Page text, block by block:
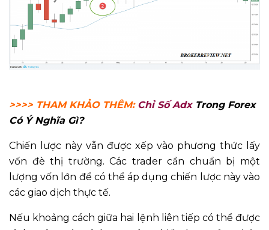
>>>> THAM KHẢO THÊM: Chỉ Số Adx Trong Forex
Có Ý Nghĩa Gì?
Chiến lược này vẫn được xếp vào phương thức lấy
vốn đè thị trường. Các trader cần chuẩn bị một
lượng vốn lớn để có thể áp dụng chiến lược này vào
các giao dịch thực tế.
Nếu khoảng cách giữa hai lệnh liên tiếp có thể được